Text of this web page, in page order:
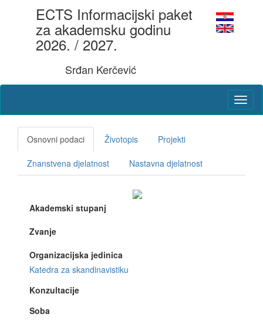
ECTS Informacijski paket
za akademsku godinu
2026. / 2027.
Srđan Kerčević
Osnovni podaci Životopis Projekti
Znanstvena djelatnost Nastavna djelatnost
Akademski stupanj
Zvanje
Organizacijska jedinica
Katedra za skandinavistiku
Konzultacije
Soba